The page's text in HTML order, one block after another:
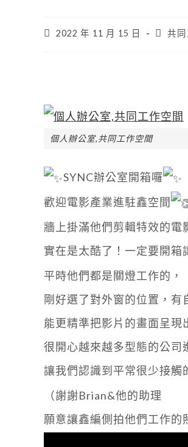
2022 年 11 月 15 日 共
個人辦公室,共同工作空間
SYNC辦公室開箱囉
歡迎電影產業進駐鑫空間
牆上掛滿他們剪輯特效的電
實在是太酷了！一定要開箱
平時他們都是關燈工作的，
剛好選了對外窗的位置，有
能更精準把影片的畫面呈現
很開心越來越多型態的公司
讓我們認識到平常很少接觸
（謝謝Brian&他的助理
願意讓鑫編側拍他們工作的